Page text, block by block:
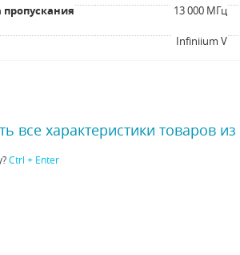
пропускания 13 000 МГц
Infiniium V
все характеристики товаров
Ctrl + Enter